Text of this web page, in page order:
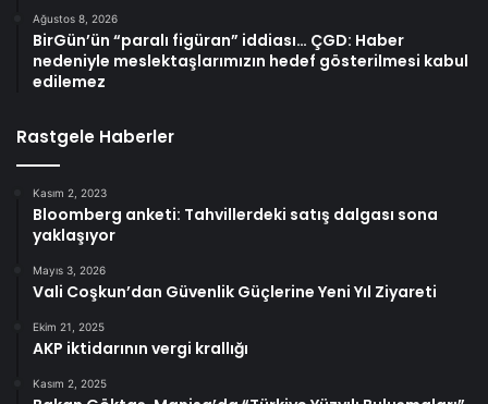
Ağustos 8, 2026
BirGün’ün “paralı figüran” iddiası… ÇGD: Haber
nedeniyle meslektaşlarımızın hedef gösterilmesi kabul
edilemez
Rastgele Haberler
Kasım 2, 2023
Bloomberg anketi: Tahvillerdeki satış dalgası sona
yaklaşıyor
Mayıs 3, 2026
Vali Coşkun’dan Güvenlik Güçlerine Yeni Yıl Ziyareti
Ekim 21, 2025
AKP iktidarının vergi krallığı
Kasım 2, 2025